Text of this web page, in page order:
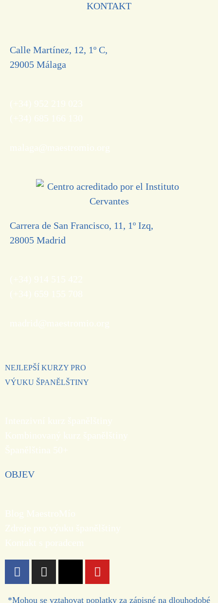
KONTAKT
Calle Martínez, 12, 1º C,
29005 Málaga
Carrera de San Francisco, 11, 1º Izq,
28005 Madrid
NEJLEPŠÍ KURZY PRO
VÝUKU ŠPANĚLŠTINY
OBJEV
*Mohou se vztahovat poplatky za zápisné na dlouhodobé